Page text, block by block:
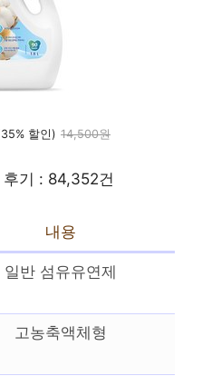
할인) 14,500원
기 : 84,352건
내용
일반 섬유유연제
고농축액체형